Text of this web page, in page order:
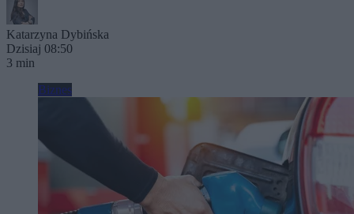
Katarzyna Dybińska
Dzisiaj 08:50
3 min
Biznes